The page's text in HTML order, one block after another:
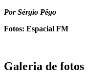
Por Sérgio Pêgo
Fotos: Espacial FM
Galeria de fotos